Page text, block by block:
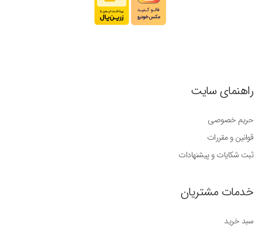
راهنمای سایت
حریم خصوصی
قوانین و مقررات
ثبت شکایات و پیشنهادات
خدمات مشتریان
سبد خرید